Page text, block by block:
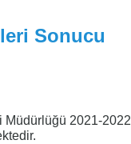
Sonucu
Müdürlüğü 2021-2022